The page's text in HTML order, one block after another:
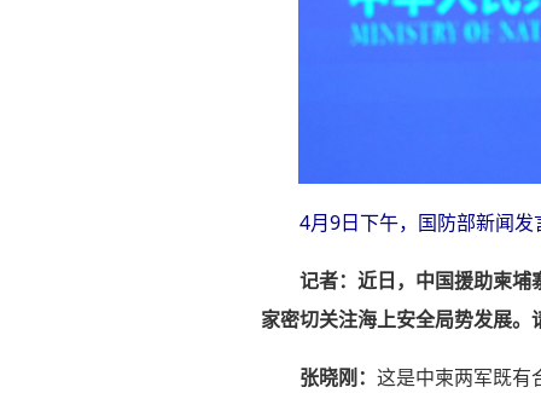
4月9日下午，国防部新闻
记者：近日，中国援助柬
家密切关注海上安全局势发展。
张晓刚： 这是中柬两军既有